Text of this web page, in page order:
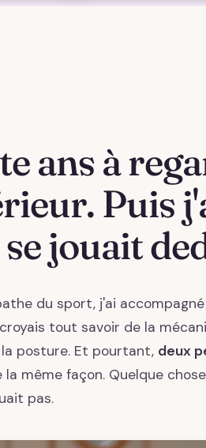
ans à
Puis
jouait
du sport, j'ai
tout savoir de la
posture. Et pourtant, deux
même façon. Quelque
pas.